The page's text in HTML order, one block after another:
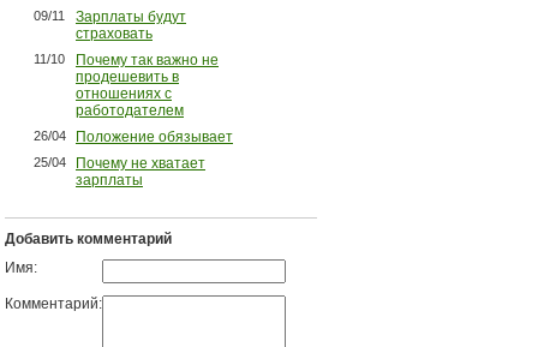
09/11
Зарплаты будут
страховать
11/10
Почему так важно не
продешевить в
отношениях с
работодателем
26/04 Положение обязывает
25/04
Почему не хватает
зарплаты
Добавить комментарий
Имя:
Комментарий: